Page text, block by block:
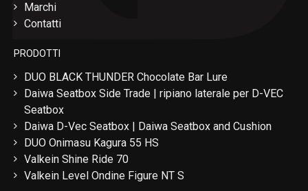
Marchi
Contatti
PRODOTTI
DUO BLACK THUNDER Chocolate Bar Lure
Daiwa Seatbox Side Trade | ripiano laterale per D-VEC
Seatbox
Daiwa D-Vec Seatbox | Daiwa Seatbox and Cushion
DUO Onimasu Kagura 55 HS
Valkein Shine Ride 70
Valkein Level Ondine Figure NT S